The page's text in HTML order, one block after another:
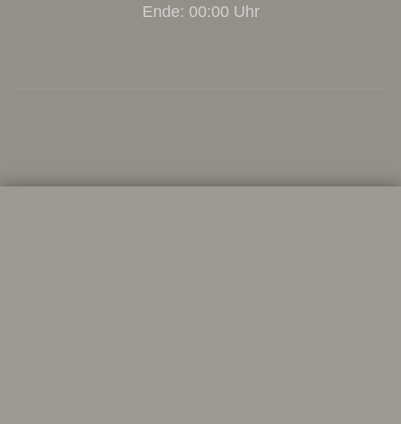
Ende: 00:00 Uhr